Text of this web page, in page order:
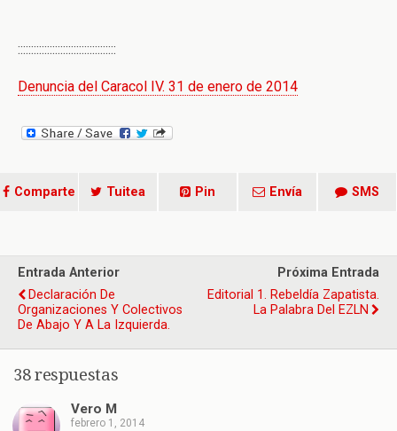
:::::::::::::::::::::::::::::::::::::
Denuncia del Caracol IV. 31 de enero de 2014
Comparte Tuitea Pin Envía SMS
Entrada Anterior
Declaración De
Organizaciones Y Colectivos
De Abajo Y A La Izquierda.
Próxima Entrada
Editorial 1. Rebeldía Zapatista.
La Palabra Del EZLN
38 respuestas
Vero M
febrero 1, 2014